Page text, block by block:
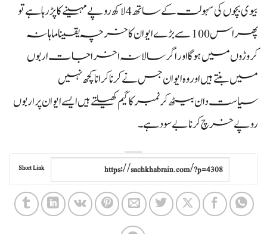
بیوی بچوں کی سہولت کے ساتھ 4 لاکھ روپے مہینے کا پڑ رہا ہے تو
پھر اس 100 سے بڑے ایوان کا خرچہ یقینا ماہانہ
کروڑوں میں ہوگا اور اگر سالانہ اخراجات اربوں
میں بنتے ہیں اور وہ ایوان جس نے کرنا کرانا کچھ نہیں
سیاست دان بیٹھ کر نمبر کا گیم کھیلتے ہیں ایسے ایوان پر اربوں
روپے خرچ کرنا بے سود ہے۔
Short Link